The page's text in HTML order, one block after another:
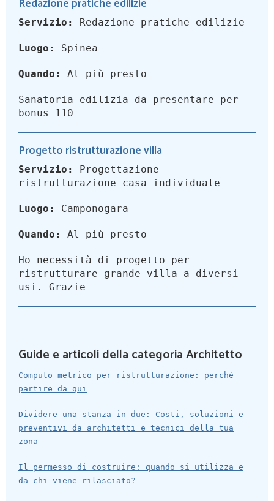
Redazione pratiche edilizie
Servizio: Redazione pratiche edilizie
Luogo: Spinea
Quando: Al più presto
Sanatoria edilizia da presentare per
bonus 110
Progetto ristrutturazione villa
Servizio:
Progettazione
ristrutturazione casa individuale
Luogo: Camponogara
Quando: Al più presto
Ho necessità di progetto per
ristrutturare grande villa a diversi
usi. Grazie
Guide e articoli della categoria Architetto
Computo metrico per ristrutturazione: perchè
partire da qui
Dividere una stanza in due: Costi, soluzioni e
preventivi da architetti e tecnici della tua
zona
Il permesso di costruire: quando si utilizza e
da chi viene rilasciato?